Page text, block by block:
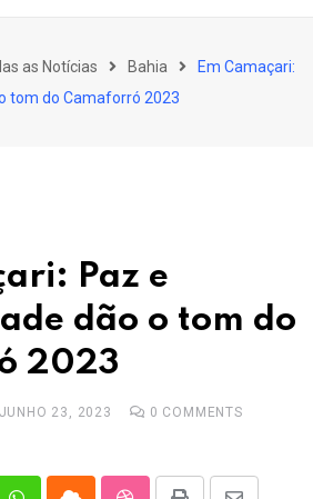
as Notícias Bahia
Em Camaçari:
tom do Camaforró 2023
Paz e
dão o tom do
2023
JUNHO 23, 2023 0 COMMENTS